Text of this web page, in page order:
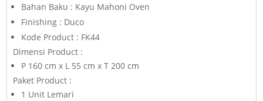
Bahan Baku : Kayu Mahoni Oven
Finishing : Duco
Kode Product : FK44
Dimensi Product :
P 160 cm x L 55 cm x T 200 cm
Paket Product :
1 Unit Lemari